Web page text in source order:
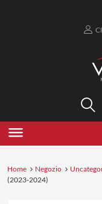
Home Negozio
(2023-2024)